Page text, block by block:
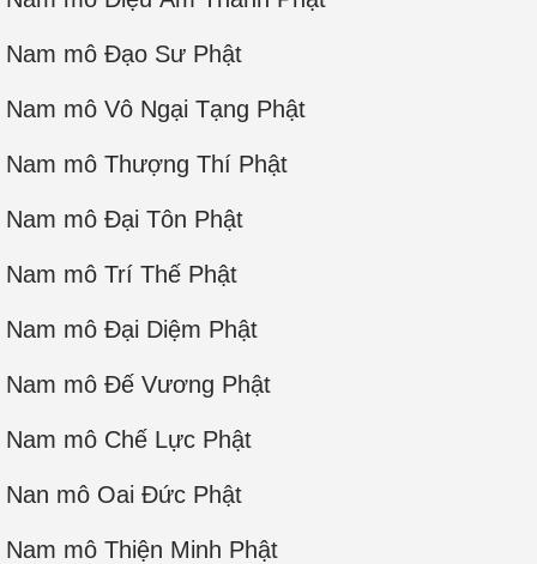
Nam mô Đạo Sư Phật
Nam mô Vô Ngại Tạng Phật
Nam mô Thượng Thí Phật
Nam mô Đại Tôn Phật
Nam mô Trí Thế Phật
Nam mô Đại Diệm Phật
Nam mô Đế Vương Phật
Nam mô Chế Lực Phật
Nan mô Oai Đức Phật
Nam mô Thiện Minh Phật